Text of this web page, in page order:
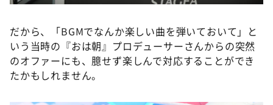
だから、「BGMでなんか楽しい曲を弾いておいて」と
いう当時の『おは朝』プロデューサーさんからの突然
のオファーにも、臆せず楽しんで対応することができ
たかもしれません。